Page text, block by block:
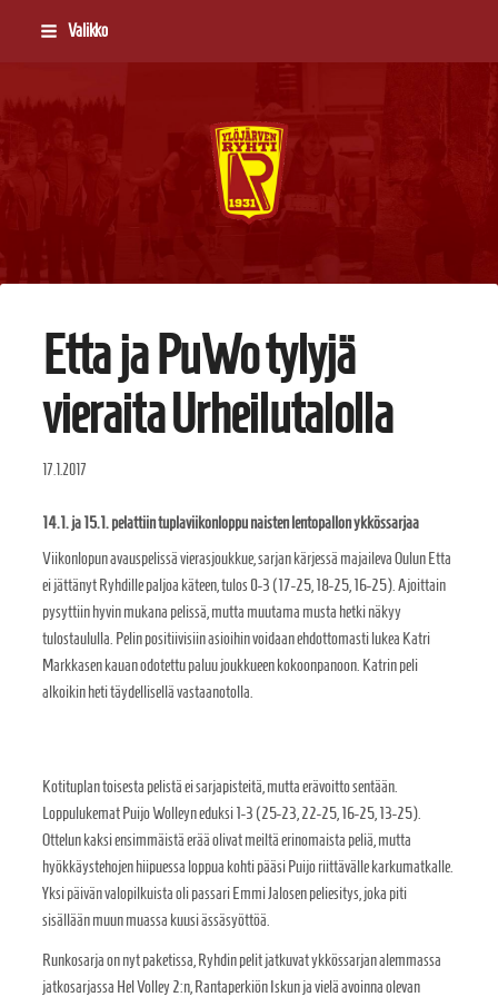
Valikko
Ylöjärven Ryhti
Etta ja PuWo tylyjä
vieraita Urheilutalolla
17.1.2017
14.1. ja 15.1. pelattiin tuplaviikonloppu naisten lentopallon ykkössarjaa
Viikonlopun avauspelissä vierasjoukkue, sarjan kärjessä majaileva Oulun Etta
ei jättänyt Ryhdille paljoa käteen, tulos 0-3 (17-25, 18-25, 16-25). Ajoittain
pysyttiin hyvin mukana pelissä, mutta muutama musta hetki näkyy
tulostaululla. Pelin positiivisiin asioihin voidaan ehdottomasti lukea Katri
Markkasen kauan odotettu paluu joukkueen kokoonpanoon. Katrin peli
alkoikin heti täydellisellä vastaanotolla.
Kotituplan toisesta pelistä ei sarjapisteitä, mutta erävoitto sentään.
Loppulukemat Puijo Wolleyn eduksi 1-3 (25-23, 22-25, 16-25, 13-25).
Ottelun kaksi ensimmäistä erää olivat meiltä erinomaista peliä, mutta
hyökkäystehojen hiipuessa loppua kohti pääsi Puijo riittävälle karkumatkalle.
Yksi päivän valopilkuista oli passari Emmi Jalosen peliesitys, joka piti
sisällään muun muassa kuusi ässäsyöttöä.
Runkosarja on nyt paketissa, Ryhdin pelit jatkuvat ykkössarjan alemmassa
jatkosarjassa Hel Volley 2:n, Rantaperkiön Iskun ja vielä avoinna olevan